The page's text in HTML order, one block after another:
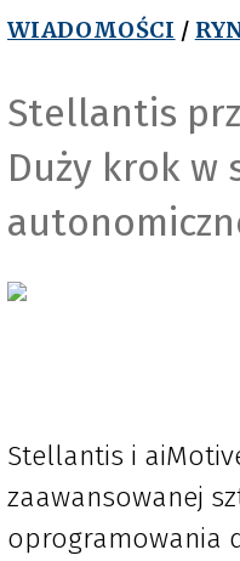
WIADOMOŚCI /
Stellantis
Duży krok w
Stellantis i
zaawansowanej
oprogramowania